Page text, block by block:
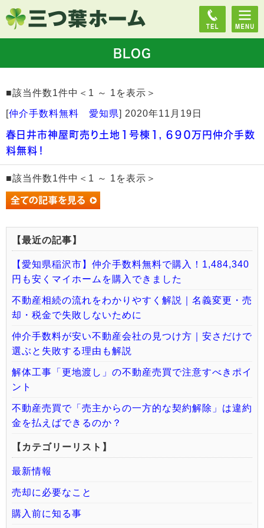
BLOG
■該当件数1件中＜1 ～ 1を表示＞
[仲介手数料無料 愛知県] 2020年11月19日
春日井市神屋町売り土地１号棟１，６９０万円仲介手数
料無料！
■該当件数1件中＜1 ～ 1を表示＞
【最近の記事】
【愛知県稲沢市】仲介手数料無料で購入！1,484,340
円も安くマイホームを購入できました
不動産相続の流れをわかりやすく解説｜名義変更・売
却・税金で失敗しないために
仲介手数料が安い不動産会社の見つけ方｜安さだけで
選ぶと失敗する理由も解説
解体工事「更地渡し」の不動産売買で注意すべきポイ
ント
不動産売買で「売主からの一方的な契約解除」は違約
金を払えばできるのか？
【カテゴリーリスト】
最新情報
売却に必要なこと
購入前に知る事